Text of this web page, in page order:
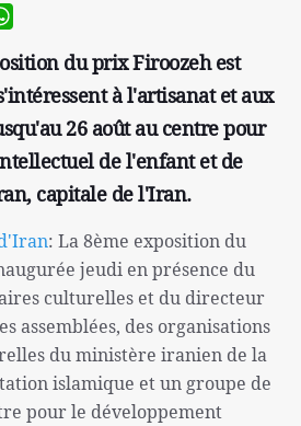
du prix Firoozeh est
à l'artisanat et aux
26 août au centre pour
de l'enfant et de
capitale de l'Iran.
: La 8ème exposition du
jeudi en présence du
culturelles et du directeur
assemblées, des organisations
du ministère iranien de la
islamique et un groupe de
pour le développement